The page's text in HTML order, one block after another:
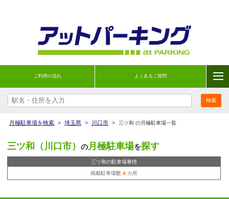
ご利用の流れ よくあるご質問
月極駐車場を検索 > 埼玉県 > 川口市 > 三ツ和 の月極駐車場一覧
三ツ和（川口市） の月極駐車場を探す
三ツ和の駐車場事情
掲載駐車場数 4カ所